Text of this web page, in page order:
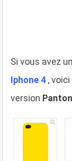
Si vous avez un
Iphone 4 ,
version